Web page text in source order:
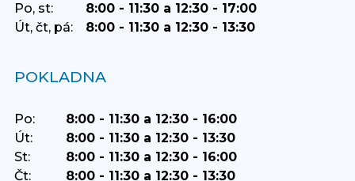
Po, st:
8:00 - 11:30 a 12:30 - 17:00
Út, čt, pá:
8:00 - 11:30 a 12:30 - 13:30
POKLADNA
Po:
8:00 - 11:30 a 12:30 - 16:00
Út:
8:00 - 11:30 a 12:30 - 13:30
St:
8:00 - 11:30 a 12:30 - 16:00
Čt:
8:00 - 11:30 a 12:30 - 13:30